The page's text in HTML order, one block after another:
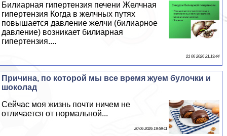
Билиарная гипертензия печени Желчная
гипертензия Когда в желчных путях
повышается давление желчи (билиарное
давление) возникает билиарная
гипертензия....
21 06 2026 21:19:44
Причина, по которой мы все время жуем булочки и
шоколад
Сейчас моя жизнь почти ничем не
отличается от нормальной...
20 06 2026 19:59:11